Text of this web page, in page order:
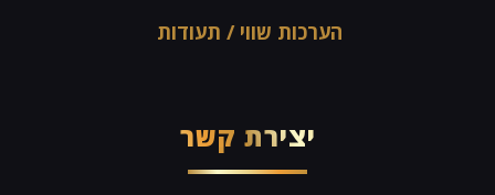
הערכות שווי / תעודות
יצירת קשר